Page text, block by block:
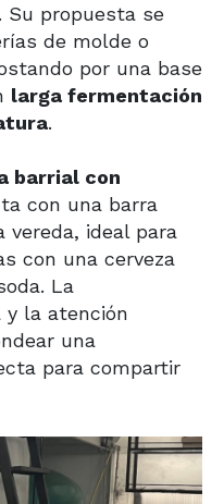
Su propuesta se
de molde o
por una base
larga fermentación
.
barrial con
con una barra
vereda, ideal para
con una cerveza
La
la atención
una
para compartir